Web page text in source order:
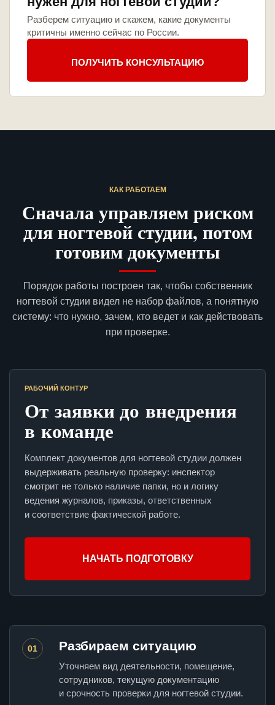
Разберем ситуацию и скажем, какие документы
критичны именно сейчас по России.
ПОЛУЧИТЬ КОНСУЛЬТАЦИЮ
КАК РАБОТАЕМ
Сначала управляем риском
для ногтевой студии, потом
готовим документы
Порядок работы построен так, чтобы собственник
ногтевой студии видел не набор файлов, а понятную
систему: что нужно, зачем, кто ведет и как действовать
при проверке.
РАБОЧИЙ КОНТУР
От заявки до внедрения
в команде
Комплект документов для ногтевой студии должен
выдерживать реальную проверку: инспектор
смотрит не только наличие папки, но и логику
ведения журналов, приказы, ответственных
и соответствие фактической работе.
НАЧАТЬ ПОДГОТОВКУ
01 Разбираем ситуацию
Уточняем вид деятельности, помещение,
сотрудников, текущую документацию
и срочность проверки для ногтевой студии.